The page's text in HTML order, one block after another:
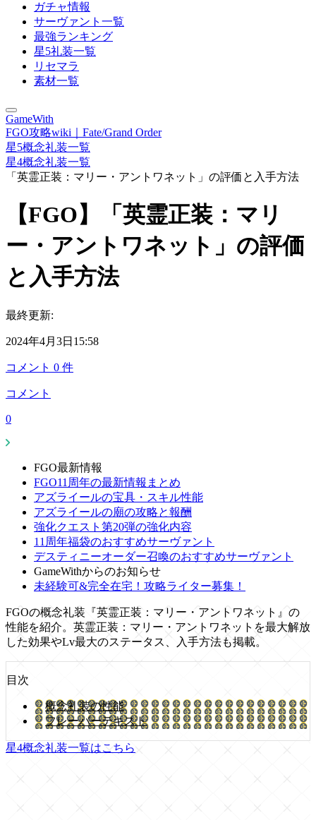
ガチャ情報
サーヴァント一覧
最強ランキング
星5礼装一覧
リセマラ
素材一覧
GameWith
FGO攻略wiki｜Fate/Grand Order
星5概念礼装一覧
星4概念礼装一覧
「英霊正装：マリー・アントワネット」の評価と入手方法
【FGO】「英霊正装：マリ
ー・アントワネット」の評価
と入手方法
最終更新:
2024年4月3日15:58
コメント 0 件
コメント
0
FGO最新情報
FGO11周年の最新情報まとめ
アズライールの宝具・スキル性能
アズライールの廟の攻略と報酬
強化クエスト第20弾の強化内容
11周年福袋のおすすめサーヴァント
デスティニーオーダー召喚のおすすめサーヴァント
GameWithからのお知らせ
未経験可&完全在宅！攻略ライター募集！
FGOの概念礼装『英霊正装：マリー・アントワネット』の
性能を紹介。英霊正装：マリー・アントワネットを最大解放
した効果やLv最大のステータス、入手方法も掲載。
目次
概念礼装の性能
フレーバーテキスト
星4概念礼装一覧はこちら